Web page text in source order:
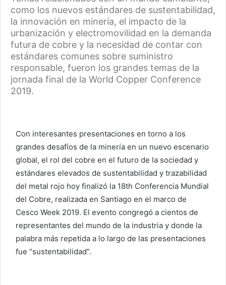
como los nuevos estándares de sustentabilidad,
la innovación en minería, el impacto de la
urbanización y electromovilidad en la demanda
futura de cobre y la necesidad de contar con
estándares comunes sobre suministro
responsable, fueron los grandes temas de la
jornada final de la World Copper Conference
2019.
Con interesantes presentaciones en torno a los
grandes desafíos de la minería en un nuevo escenario
global, el rol del cobre en el futuro de la sociedad y
estándares elevados de sustentabilidad y trazabilidad
del metal rojo hoy finalizó la 18th Conferencia Mundial
del Cobre, realizada en Santiago en el marco de
Cesco Week 2019. El evento congregó a cientos de
representantes del mundo de la industria y donde la
palabra más repetida a lo largo de las presentaciones
fue “sustentabilidad”.